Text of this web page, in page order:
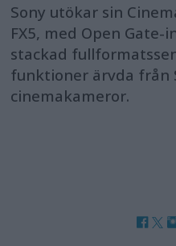
Sony utökar sin
FX5, med Open
stackad
funktioner ärvda från
cinemakameror.